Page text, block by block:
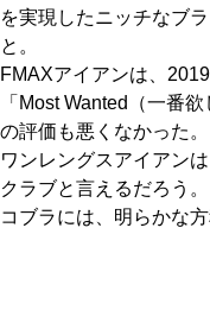
を実現したニッチなブ
と。
FMAXアイアンは、
「Most Wanted（一番
の評価も悪くなかった。
ワンレングスアイアン
クラブと言えるだろう。
コブラには、明らかな